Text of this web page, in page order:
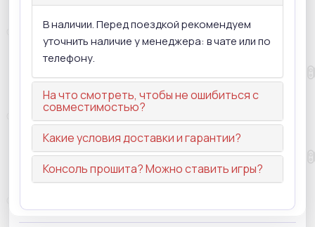
В наличии. Перед поездкой рекомендуем
уточнить наличие у менеджера: в чате или по
телефону.
На что смотреть, чтобы не ошибиться с
совместимостью?
Какие условия доставки и гарантии?
Консоль прошита? Можно ставить игры?